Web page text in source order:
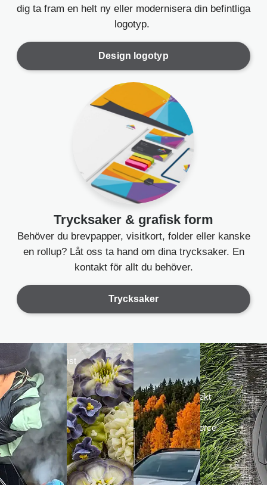
dig ta fram en helt ny eller modernisera din befintliga
logotyp.
Design logotyp
Trycksaker & grafisk form
Behöver du brevpapper, visitkort, folder eller kanske
en rollup? Låt oss ta hand om dina trycksaker. En
kontakt för allt du behöver.
Trycksaker
Cupcakes
Flori
skapar
blomsterkonst
av
cupcakes
som
förgyller
alla de
viktiga
stunderna
Hema
Trafikskola
Trafikskola
är en
lokal
trafikskola
på
Lidingö
som
erbjuder
trygg
utbildning
´n i
Åsa
Ett
e-
handelsprojekt
med
WooCommerce
där vi
designat
och